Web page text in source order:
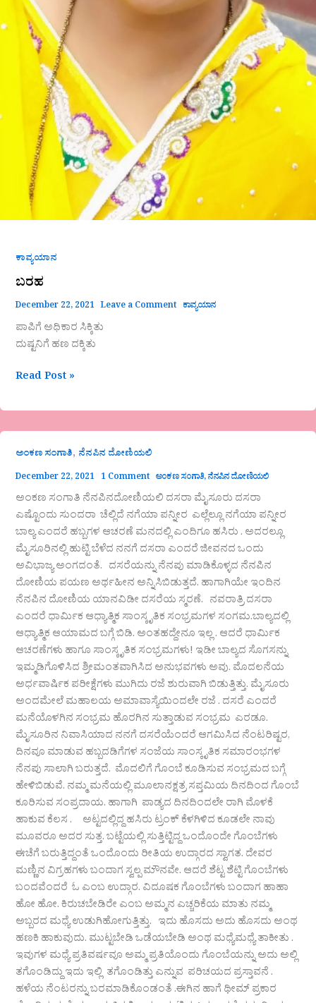
ಕಾವ್ಯಯಾನ
ಬರಹ
December 22, 2021 Leave a Comment ಕಾವ್ಯಯಾನ
ಪಾಪಿಗೆ ಅಧಿಕಾರ ಸಿಕ್ಕಿತು
ದುಷ್ಟನಿಗೆ ಹಣ ದಕ್ಕಿತು
Read Post »
ಅಂಕಣ ಸಂಗಾತಿ, ನೆನಪಿನ ದೋಣಿಯಲಿ
December 22, 2021 1 Comment ಅಂಕಣ ಸಂಗಾತಿ,ನೆನಪಿನ ದೋಣಿಯಲಿ
ಅಂಕಣ ಸಂಗಾತಿ ನೆನಪಿನದೋಣಿಯಲಿ ದಸರಾ ಮೈಸೂರು ದಸರಾ
ಎಷ್ಟೊಂದು ಸುಂದರಾ ಚೆಲ್ಲಿದೆ ನಗೆಯಾ ಪನ್ನೀರ ಎಲ್ಲೆಲ್ಲೂ ನಗೆಯಾ ಪನ್ನೀರ
ಬಾಲ್ಯ ಎಂದರೆ ಹಬ್ಬಗಳ ಆಚರಣೆ ಮನದಲ್ಲಿ ಎಂದಿಗೂ ಹಸಿರು . ಅದರಲ್ಲೂ
ಮೈಸೂರಿನಲ್ಲಿ ಹುಟ್ಟಿ ಬೆಳೆದ ನನಗೆ ದಸರಾ ಎಂದರೆ ಜೀವನದ ಒಂದು
ಅವಿಭಾಜ್ಯ ಅಂಗದಂತೆ. ದಸರೆಯನ್ನು ನೆನಪು ಮಾಡಿಕೊಳ್ಳದ ನೆನಪಿನ
ದೋಣಿಯ ಪಯಣ ಅರ್ಥಹೀನ ಅನ್ನಿಸಿಬಿಡುತ್ತದೆ. ಹಾಗಾಗಿಯೇ ಇಂದಿನ
ನೆನಪಿನ ದೋಣಿಯ ಯಾನವಿಡೀ ದಸರೆಯ ಸ್ಮರಣೆ. ನವರಾತ್ರಿ ದಸರಾ
ಎಂದರೆ ಧಾರ್ಮಿಕ ಆಧ್ಯಾತ್ಮಿಕ ಸಾಂಸ್ಕೃತಿಕ ಸಂಭ್ರಮಗಳ ಸಂಗಮ.ಬಾಲ್ಯದಲ್ಲಿ
ಆಧ್ಯಾತ್ಮಿಕ ಆಯಾಮದ ಬಗ್ಗೆ ಬಿಡಿ. ಅಂತಹದ್ದೇನೂ ಇಲ್ಲ . ಆದರೆ ಧಾರ್ಮಿಕ
ಆಚರಣೆಗಳು ಹಾಗೂ ಸಾಂಸ್ಕೃತಿಕ ಸಂಭ್ರಮಗಳು! ಇಡೀ ಬಾಲ್ಯದ ಸೊಗಸನ್ನು
ಇಮ್ಮಡಿಗೊಳಿಸಿದ ಶ್ರೀಮಂತವಾಗಿಸಿದ ಅನುಭವಗಳು ಅವು. ಮೊದಲನೆಯ
ಅರ್ಧವಾರ್ಷಿಕ ಪರೀಕ್ಷೆಗಳು ಮುಗಿದು ರಜೆ ಶುರುವಾಗಿ ಬಿಡುತ್ತಿತ್ತು. ಮೈಸೂರು
ಅಂದಮೇಲೆ ಮಹಾಲಯ ಅಮಾವಾಸ್ಯೆಯಿಂದಲೇ ರಜೆ . ದಸರೆ ಎಂದರೆ
ಮನೆಯೊಳಗಿನ ಸಂಭ್ರಮ ಹೊರಗಿನ ಸುತ್ತಾಡುವ ಸಂಭ್ರಮ ಎರಡೂ.
ಮೈಸೂರಿನ ನಿವಾಸಿಯಾದ ನನಗೆ ದಸರೆಯೆಂದರೆ ಆಗಮಿಸಿದ ನೆಂಟರಿಷ್ಟರ,
ದಿನವೂ ಮಾಡುವ ಹಬ್ಬದಡಿಗೆಗಳ ಸಂಜೆಯ ಸಾಂಸ್ಕೃತಿಕ ಸಮಾರಂಭಗಳ
ನೆನಪು ಸಾಲಾಗಿ ಬರುತ್ತದೆ. ಮೊದಲಿಗೆ ಗೊಂಬೆ ಕೂಡಿಸುವ ಸಂಭ್ರಮದ ಬಗ್ಗೆ
ಹೇಳಿಬಿಡುವೆ. ನಮ್ಮ ಮನೆಯಲ್ಲಿ ಮೂಲಾನಕ್ಷತ್ರ ಸಪ್ತಮಿಯ ದಿನದಿಂದ ಗೊಂಬೆ
ಕೂರಿಸುವ ಸಂಪ್ರದಾಯ. ಹಾಗಾಗಿ ಪಾಡ್ಯದ ದಿನದಿಂದಲೇ ರಾಗಿ ಮೊಳಕೆ
ಹಾಕುವ ಕೆಲಸ . ಅಟ್ಟದಲ್ಲಿದ್ದ ಹಸಿರು ಟ್ರಂಕ್ ಕೆಳಗಿಳಿದ ಕೂಡಲೇ ನಾವು
ಮೂವರೂ ಅದರ ಸುತ್ತ. ಬಟ್ಟೆಯಲ್ಲಿ ಸುತ್ತಿಟ್ಟಿದ್ದ ಒಂದೊಂದೇ ಗೊಂಬೆಗಳು
ಈಚೆಗೆ ಬರುತ್ತಿದ್ದಂತೆ ಒಂದೊಂದು ರೀತಿಯ ಉದ್ಗಾರದ ಸ್ವಾಗತ. ದೇವರ
ಮಣ್ಣಿನ ವಿಗ್ರಹಗಳು ಬಂದಾಗ ಸ್ವಲ್ಪ ಮೌನವೇ. ಆದರೆ ಶೆಟ್ಟ ಶೆಟ್ಟಿ ಗೊಂಬೆಗಳು
ಬಂದವೆಂದರೆ ಓ ಎಂಬ ಉದ್ಗಾರ. ವಿದೂಷಕ ಗೊಂಬೆಗಳು ಬಂದಾಗ ಹಾಹಾ
ಹೋ ಹೋ. ಕಿರುಚಬೇಡಿರೇ ಎಂಬ ಅಮ್ಮನ ಎಚ್ಚರಿಕೆಯ ಮಾತು ನಮ್ಮ
ಅಬ್ಬರದ ಮಧ್ಯೆ ಉಡುಗಿಹೋಗುತ್ತಿತ್ತು. ಇದು ಹೊಸದು ಅದು ಹೊಸದು ಅಂಥ
ಹಣಕಿ ಹಾಕುವುದು. ಮುಟ್ಟಬೇಡಿ ಒಡೆಯಬೇಡಿ ಅಂಥ ಮಧ್ಯೆಮಧ್ಯೆ ತಾಕೀತು .
ಇವುಗಳ ಮಧ್ಯೆ ಪ್ರತಿವರ್ಷವೂ ಅಮ್ಮ ಪ್ರತಿಯೊಂದು ಗೊಂಬೆಯನ್ನು ಅದು ಅಲ್ಲಿ
ತಗೊಂಡಿದ್ದು ಇದು ಇಲ್ಲಿ ತಗೊಂಡಿತ್ತು ಎನ್ನುವ ಪರಿಚಯದ ಪ್ರಸ್ತಾವನೆ .
ಹಳೆಯ ನೆಂಟರನ್ನು ಬರಮಾಡಿಕೊಂಡಂತೆ .ಈಗಿನ ಹಾಗೆ ಥೀಮ್ ಪ್ರಕಾರ